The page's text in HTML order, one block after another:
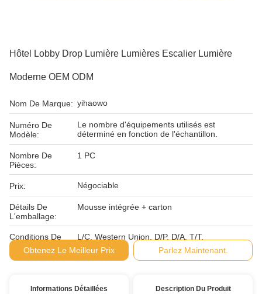
Hôtel Lobby Drop Lumière Lumières Escalier Lumière
Moderne OEM ODM
Nom De Marque: yihaowo
Numéro De
Modèle:
Le nombre d'équipements utilisés est
déterminé en fonction de l'échantillon.
Nombre De
Pièces:
1 PC
Prix: Négociable
Détails De
L'emballage:
Mousse intégrée + carton
Conditions De
Paiement:
L/C, Western Union, D/P, D/A, T/T,
Obtenez Le Meilleur Prix
Parlez Maintenant.
Informations Détaillées Description Du Produit